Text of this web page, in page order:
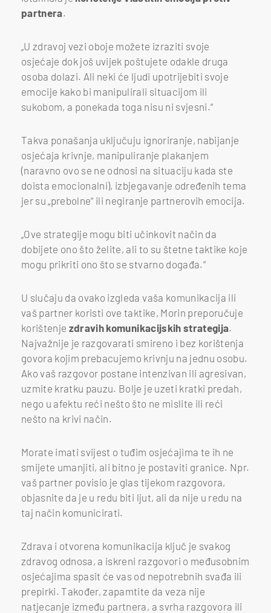
partnera.
„U zdravoj vezi oboje možete izraziti svoje
osjećaje dok još uvijek poštujete odakle druga
osoba dolazi. Ali neki će ljudi upotrijebiti svoje
emocije kako bi manipulirali situacijom ili
sukobom, a ponekada toga nisu ni svjesni.“
Takva ponašanja uključuju ignoriranje, nabijanje
osjećaja krivnje, manipuliranje plakanjem
(naravno ovo se ne odnosi na situaciju kada ste
doista emocionalni), izbjegavanje određenih tema
jer su „prebolne“ ili negiranje partnerovih emocija.
„Ove strategije mogu biti učinkovit način da
dobijete ono što želite, ali to su štetne taktike koje
mogu prikriti ono što se stvarno događa.“
U slučaju da ovako izgleda vaša komunikacija ili
vaš partner koristi ove taktike, Morin preporučuje
korištenje zdravih komunikacijskih strategija.
Najvažnije je razgovarati smireno i bez korištenja
govora kojim prebacujemo krivnju na jednu osobu.
Ako vaš razgovor postane intenzivan ili agresivan,
uzmite kratku pauzu. Bolje je uzeti kratki predah,
nego u afektu reći nešto što ne mislite ili reći
nešto na krivi način.
Morate imati svijest o tuđim osjećajima te ih ne
smijete umanjiti, ali bitno je postaviti granice. Npr.
vaš partner povisio je glas tijekom razgovora,
objasnite da je u redu biti ljut, ali da nije u redu na
taj način komunicirati.
Zdrava i otvorena komunikacija ključ je svakog
zdravog odnosa, a iskreni razgovori o međusobnim
osjećajima spasit će vas od nepotrebnih svađa ili
prepirki. Također, zapamtite da veza nije
natjecanje između partnera, a svrha razgovora ili